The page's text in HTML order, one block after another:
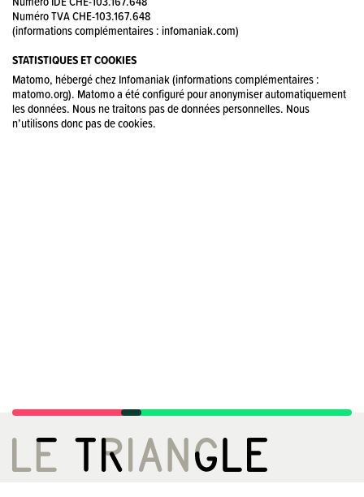
Numéro TVA CHE-103.167.648
(informations complémentaires : infomaniak.com)
STATISTIQUES ET COOKIES
Matomo, hébergé chez Infomaniak (informations complémentaires :
matomo.org). Matomo a été configuré pour anonymiser automatiquement
les données. Nous ne traitons pas de données personnelles. Nous
n’utilisons donc pas de cookies.